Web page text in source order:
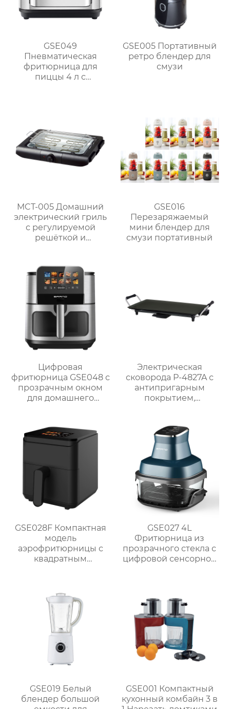
GSE049
Пневматическая
фритюрница для
пиццы 4 л с
GSE005 Портативный
ретро блендер для
смузи
MCT-005 Домашний
электрический гриль
с регулируемой
решёткой и
GSE016
Перезаряжаемый
мини блендер для
смузи портативный
Цифровая
фритюрница GSE048 с
прозрачным окном
для домашнего
Электрическая
сковорода P-4827A с
антипригарным
покрытием,
для домашнего
использования
GSE028F Компактная
модель
аэрофритюрницы с
квадратным
GSE027 4L
Фритюрница из
прозрачного стекла с
цифровой сенсорной
GSE019 Белый
блендер большой
GSE001 Компактный
кухонный комбайн 3 в